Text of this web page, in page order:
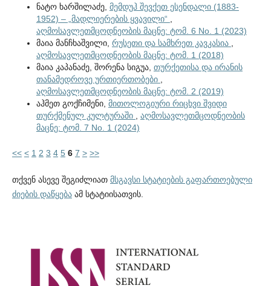
ნატო ხარშილაძე, მემდუჰ შევქეთ ესენდალი (1883-
1952) – „მადლიერების ყვავილი“
აღმოსავლეთმცოდნეობის მაცნე: ტომ. 6 No. 1 (2023)
მაია მანჩხაშვილი, რუსეთი და სამხრეთ კავკასია
აღმოსავლეთმცოდნეობის მაცნე: ტომ. 1 (2018)
მაია კაპანაძე, შორენა სიგუა, თურქეთისა და ირანის
თანამედროვე ურთიერთობები
აღმოსავლეთმცოდნეობის მაცნე: ტომ. 2 (2019)
აჰმეთ გოქჩიმენი, მითოლოგიური რიცხვი შვიდი
თურქმენულ კულტურაში
აღმოსავლეთმცოდნეობის
მაცნე: ტომ. 7 No. 1 (2024)
<< < 1 2 3 4 5 6 7 > >>
თქვენ ასევე შეგიძლიათ მსგავსი სტატიების გაფართოებული
ძიების დაწყებაამ სტატიისათვის.